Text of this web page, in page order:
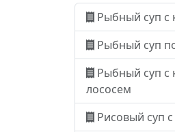
Рыбный суп с
Рыбный суп
Рыбный суп с
лососем
Рисовый суп